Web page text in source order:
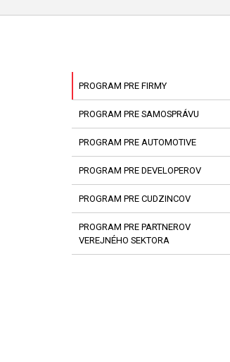
PROGRAM PRE FIRMY
PROGRAM PRE SAMOSPRÁVU
PROGRAM PRE AUTOMOTIVE
PROGRAM PRE DEVELOPEROV
PROGRAM PRE CUDZINCOV
PROGRAM PRE PARTNEROV
VEREJNÉHO SEKTORA